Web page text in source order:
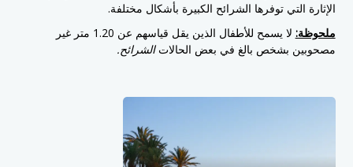
الإثارة التي توفرها الشرائح الكبيرة بأشكال مختلفة.
ملحوظة:
لا يسمح للأطفال الذين يقل قياسهم عن 1.20 متر غير
مصحوبين بشخص بالغ في بعض الحالاتالشرائح.